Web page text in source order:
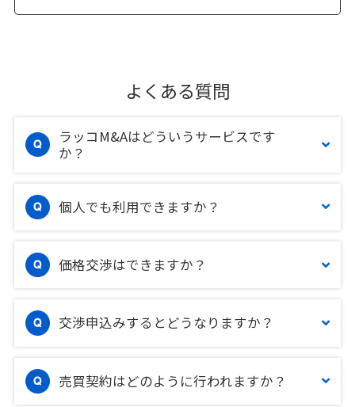
よくある質問
ラッコM&Aはどういうサービスです
か？
個人でも利用できますか？
価格交渉はできますか？
交渉申込みするとどうなりますか？
売買契約はどのように行われますか？